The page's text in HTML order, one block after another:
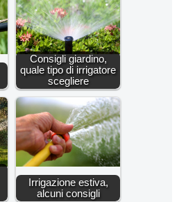
Consigli giardino,
quale tipo di irrigatore
scegliere
Irrigazione estiva,
alcuni consigli